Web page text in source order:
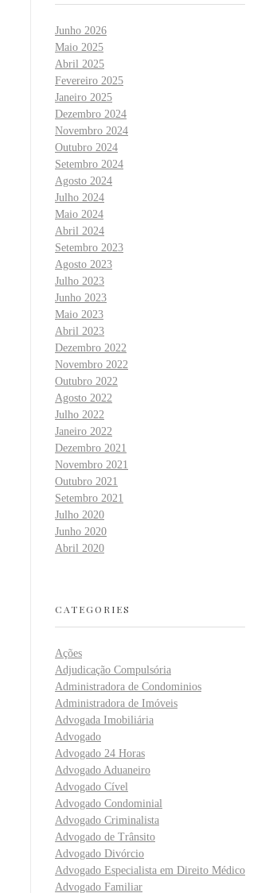
Junho 2026
Maio 2025
Abril 2025
Fevereiro 2025
Janeiro 2025
Dezembro 2024
Novembro 2024
Outubro 2024
Setembro 2024
Agosto 2024
Julho 2024
Maio 2024
Abril 2024
Setembro 2023
Agosto 2023
Julho 2023
Junho 2023
Maio 2023
Abril 2023
Dezembro 2022
Novembro 2022
Outubro 2022
Agosto 2022
Julho 2022
Janeiro 2022
Dezembro 2021
Novembro 2021
Outubro 2021
Setembro 2021
Julho 2020
Junho 2020
Abril 2020
CATEGORIES
Ações
Adjudicação Compulsória
Administradora de Condominios
Administradora de Imóveis
Advogada Imobiliária
Advogado
Advogado 24 Horas
Advogado Aduaneiro
Advogado Cível
Advogado Condominial
Advogado Criminalista
Advogado de Trânsito
Advogado Divórcio
Advogado Especialista em Direito Médico
Advogado Familiar